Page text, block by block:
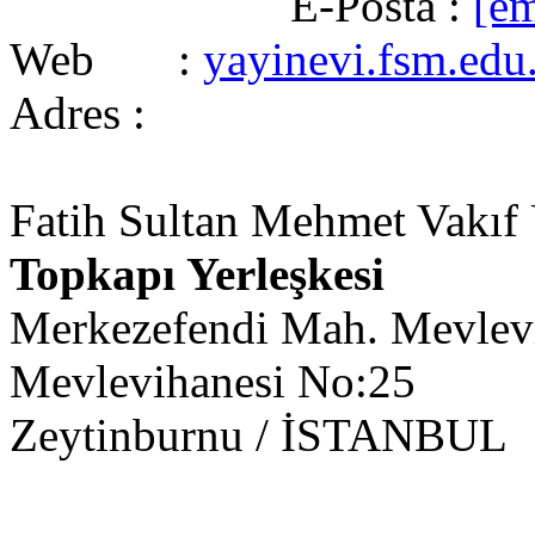
Web :
Adres :
Fatih Sultan Mehmet Vakıf
Topkapı Yerleşkesi
Merkezefendi Mah.
Mevlevihanesi No:25
Zeytinburnu / İSTANBUL